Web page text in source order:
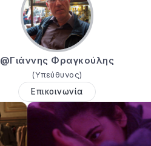
@Γιάννης Φραγκούλης
(Υπεύθυνος)
Επικοινωνία